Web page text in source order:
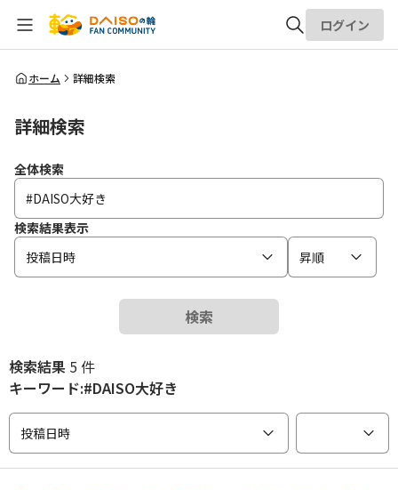
全体検索
ログイン
ホーム 詳細検索
詳細検索
全体検索
検索結果表示
投稿日時
昇順
検索
検索結果 5 件
キーワード:#DAISO大好き
投稿日時